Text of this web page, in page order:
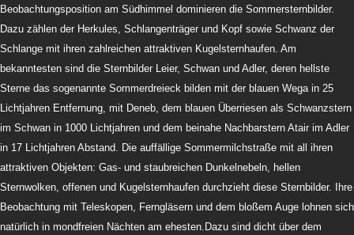
Beobachtungsposition am Südhimmel dominieren die Sommersternbilder.
Dazu zählen der Herkules, Schlangenträger und Kopf sowie Schwanz der
Schlange mit ihren zahlreichen attraktiven Kugelsternhaufen. Am
bekanntesten sind die Sternbilder Leier, Schwan und Adler, deren hellste
Sterne das sogenannte Sommerdreieck bilden mit der blauen Wega in 25
Lichtjahren Entfernung, mit Deneb, dem blauen Überriesen als Schwanzstern
im Schwan in 1000 Lichtjahren und dem beinahe Nachbarstern Atair im Adler
in 17 Lichtjahren Abstand. Die auffällige Sommermilchstraße mit all ihren
attraktiven Objekten: Gas- und staubreichen Dunkelnebeln, hellen
Sternwolken, offenen und Kugelsternhaufen durchzieht diese Sternbilder. Ihre
Beobachtung mit Teleskopen, Ferngläsern und dem bloßem Auge lohnen sich
natürlich in mondfreien Nächten am ehesten.Dazu sind dicht über dem